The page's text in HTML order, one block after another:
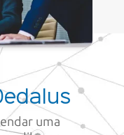
uma